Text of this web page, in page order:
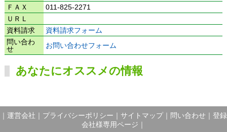
ＦＡＸ
011-825-2271
ＵＲＬ
資料請求
資料請求フォーム
問い合わ
せ
お問い合わせフォーム
あなたにオススメの情報
運営会社 プライバシーポリシー サイトマップ｜ 問い合わせ
登録
会社様専用ページ